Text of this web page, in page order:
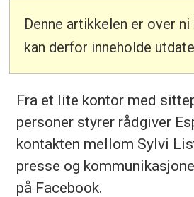
Denne artikkelen er over
kan derfor inneholde
Fra et lite kontor med
personer styrer rådgiver
kontakten mellom Sylvi
presse og
på Facebook.